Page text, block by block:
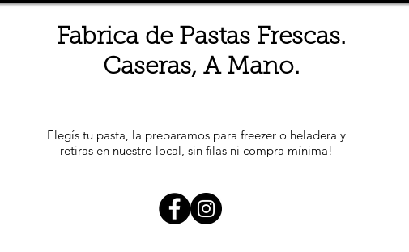
Fabrica de Pastas Frescas.
Caseras, A Mano.
Elegís tu pasta, la preparamos para freezer o heladera y
retiras en nuestro local, sin filas ni compra mínima!